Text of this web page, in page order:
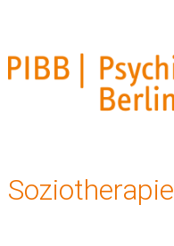
content
Soziotherapie